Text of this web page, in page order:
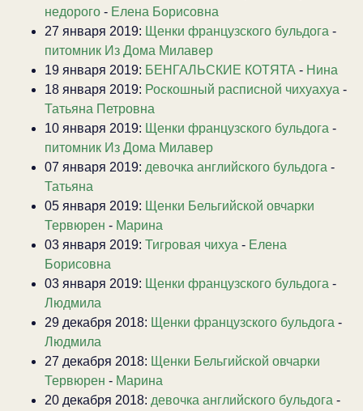
недорого - Елена Борисовна
27 января 2019: Щенки французского бульдога -
питомник Из Дома Милавер
19 января 2019: БЕНГАЛЬСКИЕ КОТЯТА - Нина
18 января 2019: Роскошный расписной чихуахуа -
Татьяна Петровна
10 января 2019: Щенки французского бульдога -
питомник Из Дома Милавер
07 января 2019: девочка английского бульдога -
Татьяна
05 января 2019: Щенки Бельгийской овчарки
Тервюрен - Марина
03 января 2019: Тигровая чихуа - Елена
Борисовна
03 января 2019: Щенки французского бульдога -
Людмила
29 декабря 2018: Щенки французского бульдога -
Людмила
27 декабря 2018: Щенки Бельгийской овчарки
Тервюрен - Марина
20 декабря 2018: девочка английского бульдога -